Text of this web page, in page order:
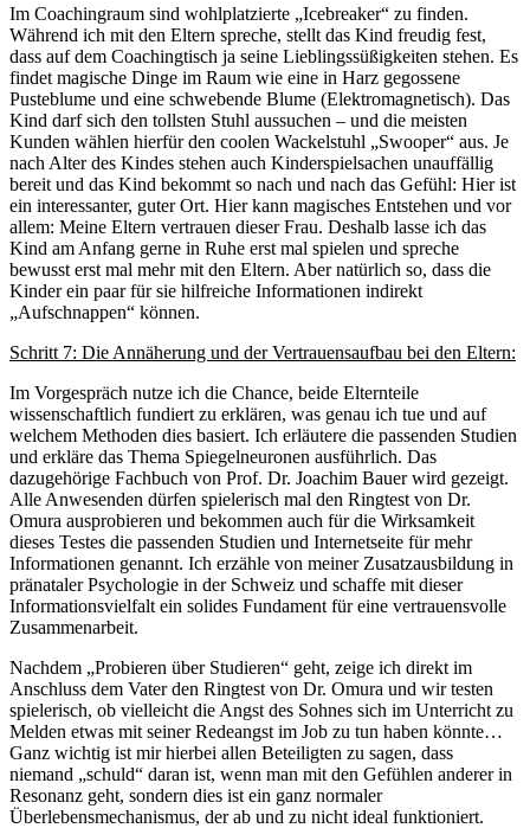
Im Coachingraum sind wohlplatzierte „Icebreaker“ zu finden.
Während ich mit den Eltern spreche, stellt das Kind freudig fest,
dass auf dem Coachingtisch ja seine Lieblingssüßigkeiten stehen. Es
findet magische Dinge im Raum wie eine in Harz gegossene
Pusteblume und eine schwebende Blume (Elektromagnetisch). Das
Kind darf sich den tollsten Stuhl aussuchen – und die meisten
Kunden wählen hierfür den coolen Wackelstuhl „Swooper“ aus. Je
nach Alter des Kindes stehen auch Kinderspielsachen unauffällig
bereit und das Kind bekommt so nach und nach das Gefühl: Hier ist
ein interessanter, guter Ort. Hier kann magisches Entstehen und vor
allem: Meine Eltern vertrauen dieser Frau. Deshalb lasse ich das
Kind am Anfang gerne in Ruhe erst mal spielen und spreche
bewusst erst mal mehr mit den Eltern. Aber natürlich so, dass die
Kinder ein paar für sie hilfreiche Informationen indirekt
„Aufschnappen“ können.
Schritt 7: Die Annäherung und der Vertrauensaufbau bei den Eltern:
Im Vorgespräch nutze ich die Chance, beide Elternteile
wissenschaftlich fundiert zu erklären, was genau ich tue und auf
welchem Methoden dies basiert. Ich erläutere die passenden Studien
und erkläre das Thema Spiegelneuronen ausführlich. Das
dazugehörige Fachbuch von Prof. Dr. Joachim Bauer wird gezeigt.
Alle Anwesenden dürfen spielerisch mal den Ringtest von Dr.
Omura ausprobieren und bekommen auch für die Wirksamkeit
dieses Testes die passenden Studien und Internetseite für mehr
Informationen genannt. Ich erzähle von meiner Zusatzausbildung in
pränataler Psychologie in der Schweiz und schaffe mit dieser
Informationsvielfalt ein solides Fundament für eine vertrauensvolle
Zusammenarbeit.
Nachdem „Probieren über Studieren“ geht, zeige ich direkt im
Anschluss dem Vater den Ringtest von Dr. Omura und wir testen
spielerisch, ob vielleicht die Angst des Sohnes sich im Unterricht zu
Melden etwas mit seiner Redeangst im Job zu tun haben könnte…
Ganz wichtig ist mir hierbei allen Beteiligten zu sagen, dass
niemand „schuld“ daran ist, wenn man mit den Gefühlen anderer in
Resonanz geht, sondern dies ist ein ganz normaler
Überlebensmechanismus, der ab und zu nicht ideal funktioniert.